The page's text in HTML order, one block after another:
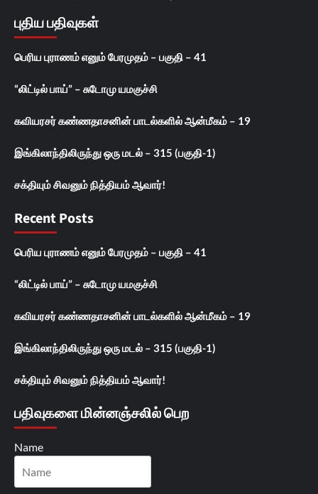
புதிய பதிவுகள்
பெரிய புராணம் எனும் பேரமுதம் – பகுதி – 41
“லிட்டில் பாய்” – சுடோமு யமகுச்சி
கவியரசர் கண்ணதாசனின் பாடல்களில் ஆன்மீகம் – 19
இங்கிலாந்திலிருந்து ஒரு மடல் – 315 (பகுதி-1)
சக்தியும் சிவனும் நித்தியம் ஆவார்!
Recent Posts
பெரிய புராணம் எனும் பேரமுதம் – பகுதி – 41
“லிட்டில் பாய்” – சுடோமு யமகுச்சி
கவியரசர் கண்ணதாசனின் பாடல்களில் ஆன்மீகம் – 19
இங்கிலாந்திலிருந்து ஒரு மடல் – 315 (பகுதி-1)
சக்தியும் சிவனும் நித்தியம் ஆவார்!
பதிவுகளை மின்னஞ்சலில் பெற
Name